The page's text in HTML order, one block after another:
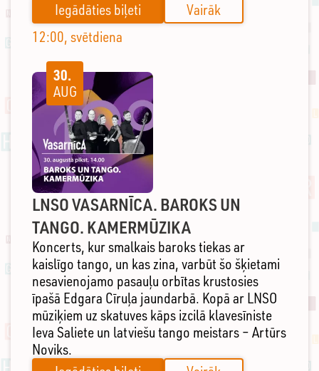
Iegādāties biļeti
Vairāk
12:00, svētdiena
LNSO VASARNĪCA. BAROKS UN
TANGO. KAMERMŪZIKA
Koncerts, kur smalkais baroks tiekas ar
kaislīgo tango, un kas zina, varbūt šo šķietami
nesavienojamo pasauļu orbītas krustosies
īpašā Edgara Cīruļa jaundarbā. Kopā ar LNSO
mūziķiem uz skatuves kāps izcilā klavesīniste
Ieva Saliete un latviešu tango meistars – Artūrs
Noviks.
30.
AUG